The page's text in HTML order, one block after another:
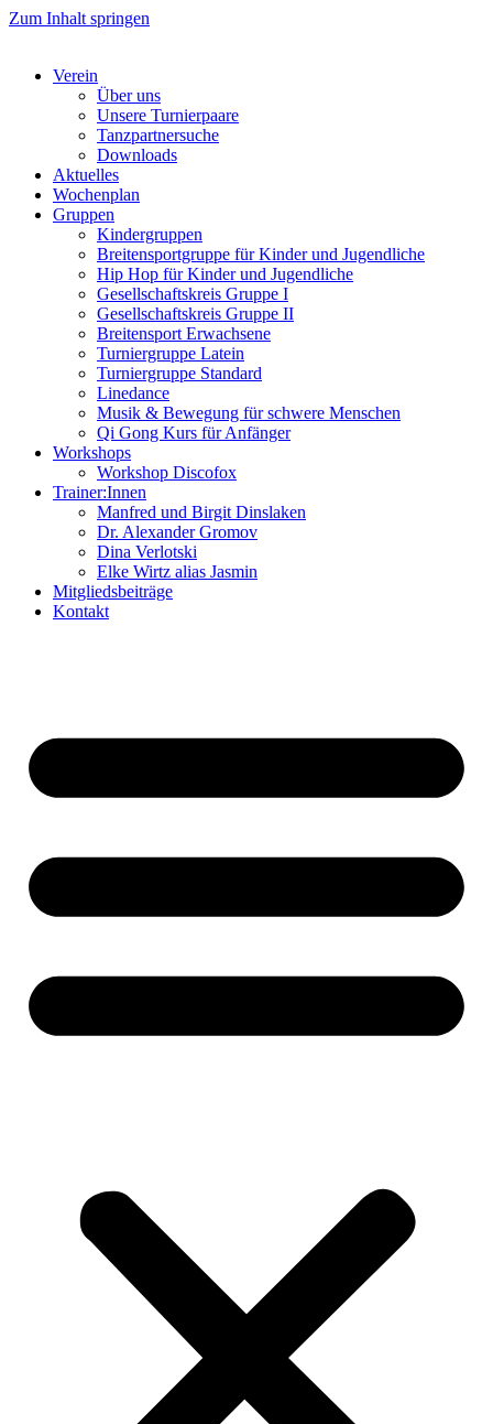
Zum Inhalt springen
Verein
Über uns
Unsere Turnierpaare
Tanzpartnersuche
Downloads
Aktuelles
Wochenplan
Gruppen
Kindergruppen
Breitensportgruppe für Kinder und Jugendliche
Hip Hop für Kinder und Jugendliche​
Gesellschaftskreis Gruppe I
Gesellschaftskreis Gruppe II
Breitensport Erwachsene
Turniergruppe Latein
Turniergruppe Standard
Linedance
Musik & Bewegung für schwere Menschen​
Qi Gong Kurs für Anfänger
Workshops
Workshop Discofox
Trainer:Innen
Manfred und Birgit Dinslaken
Dr. Alexander Gromov
Dina Verlotski
Elke Wirtz alias Jasmin
Mitgliedsbeiträge
Kontakt